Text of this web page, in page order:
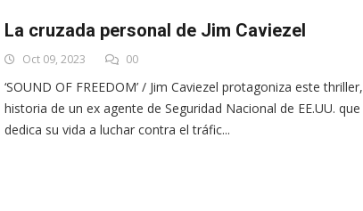
La cruzada personal de Jim Caviezel
Oct 09, 2023 00
‘SOUND OF FREEDOM’ / Jim Caviezel protagoniza este thriller,
historia de un ex agente de Seguridad Nacional de EE.UU. que
dedica su vida a luchar contra el tráfic...